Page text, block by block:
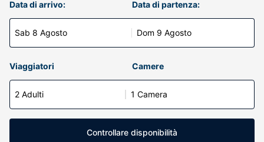
Data di arrivo:
Sab 8 Agosto
Data di partenza:
Dom 9 Agosto
Viaggiatori Camere
2 Adulti 1 Camera
Controllare disponibilità